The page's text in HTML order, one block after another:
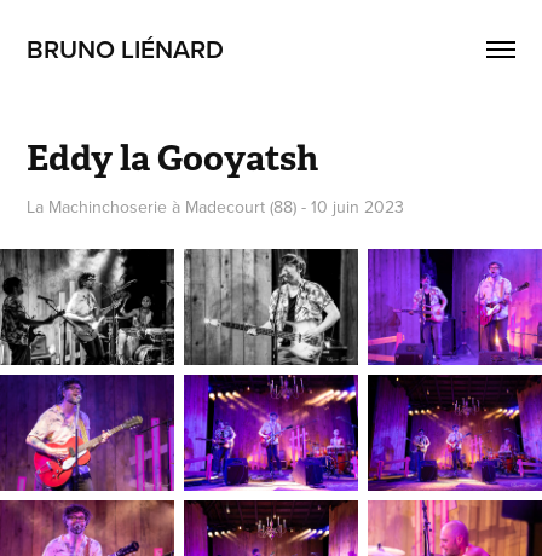
BRUNO LIÉNARD
Eddy la Gooyatsh
La Machinchoserie à Madecourt (88) - 10 juin 2023